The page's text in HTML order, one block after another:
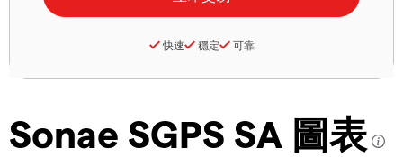
Sonae SGPS SA 圖表
快速 穩定 可靠